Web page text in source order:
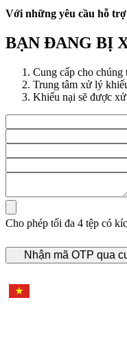
Với những yêu cầu hỗ
BẠN ĐANG BỊ
Cung cấp cho chúng
Trung tâm xử lý
Khiếu nại sẽ được
Cho phép tối đa 4 tệp có
Nhận mã OTP qua